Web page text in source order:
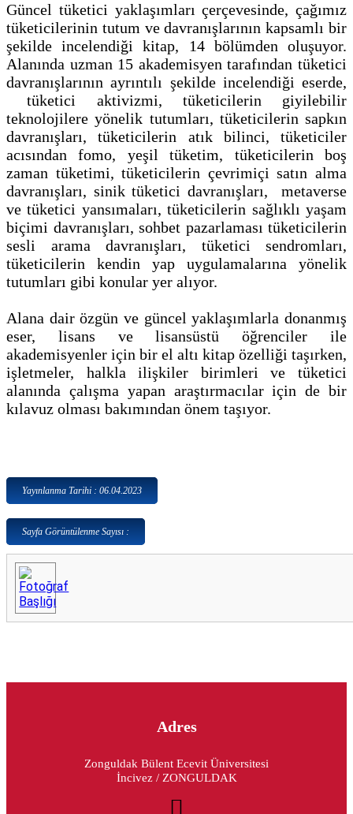
Güncel tüketici yaklaşımları çerçevesinde, çağımız
tüketicilerinin tutum ve davranışlarının kapsamlı bir
şekilde incelendiği kitap, 14 bölümden oluşuyor.
Alanında uzman 15 akademisyen tarafından tüketici
davranışlarının ayrıntılı şekilde incelendiği eserde,
tüketici aktivizmi, tüketicilerin giyilebilir
teknolojilere yönelik tutumları, tüketicilerin sapkın
davranışları, tüketicilerin atık bilinci, tüketiciler
acısından fomo, yeşil tüketim, tüketicilerin boş
zaman tüketimi, tüketicilerin çevrimiçi satın alma
davranışları, sinik tüketici davranışları, metaverse
ve tüketici yansımaları, tüketicilerin sağlıklı yaşam
biçimi davranışları, sohbet pazarlaması tüketicilerin
sesli arama davranışları, tüketici sendromları,
tüketicilerin kendin yap uygulamalarına yönelik
tutumları gibi konular yer alıyor.
Alana dair özgün ve güncel yaklaşımlarla donanmış
eser, lisans ve lisansüstü öğrenciler ile
akademisyenler için bir el altı kitap özelliği taşırken,
işletmeler, halkla ilişkiler birimleri ve tüketici
alanında çalışma yapan araştırmacılar için de bir
kılavuz olması bakımından önem taşıyor.
Yayınlanma Tarihi : 06.04.2023
Sayfa Görüntülenme Sayısı :
Adres
Zonguldak Bülent Ecevit Üniversitesi
İncivez / ZONGULDAK